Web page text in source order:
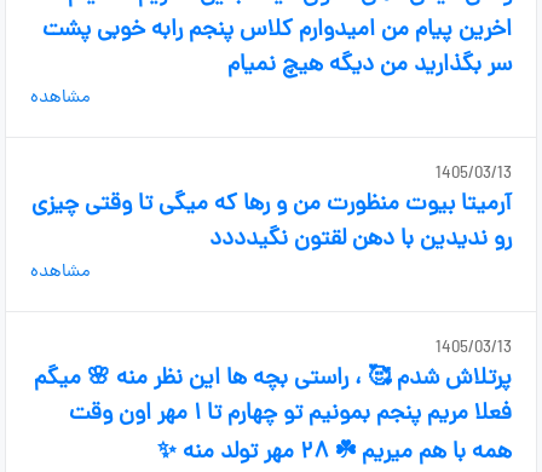
اخرین پیام من امیدوارم کلاس پنجم رابه خوبی پشت
سر بگذارید من دیگه هیچ نمیام
مشاهده
1405/03/13
آرمیتا بیوت منظورت من و رها که میگی تا وقتی چیزی
رو ندیدین با دهن لقتون نگیدددد
مشاهده
1405/03/13
پرتلاش شدم 🥰 ، راستی بچه ها این نظر منه 🌸 میگم
فعلا مریم پنجم بمونیم تو چهارم تا ۱ مهر اون وقت
همه با هم میریم ☘️ ۲۸ مهر تولد منه ✨